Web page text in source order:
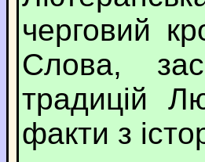
черговий
Слова,
традицій
факти з